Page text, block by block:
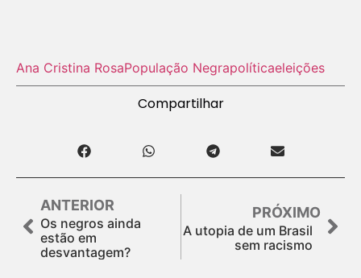
Ana Cristina RosaPopulação Negrapolíticaeleições
Compartilhar
ANTERIOR
Os negros ainda
estão em
desvantagem?
PRÓXIMO
A utopia de um Brasil
sem racismo